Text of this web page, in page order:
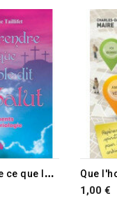
STOCK C
omprendre ce que la Bible dit du salut
1,00 €